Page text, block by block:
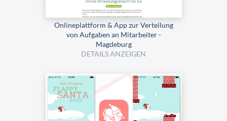
Onlineplattform & App zur Verteilung
von Aufgaben an Mitarbeiter -
Magdeburg
DETAILS ANZEIGEN